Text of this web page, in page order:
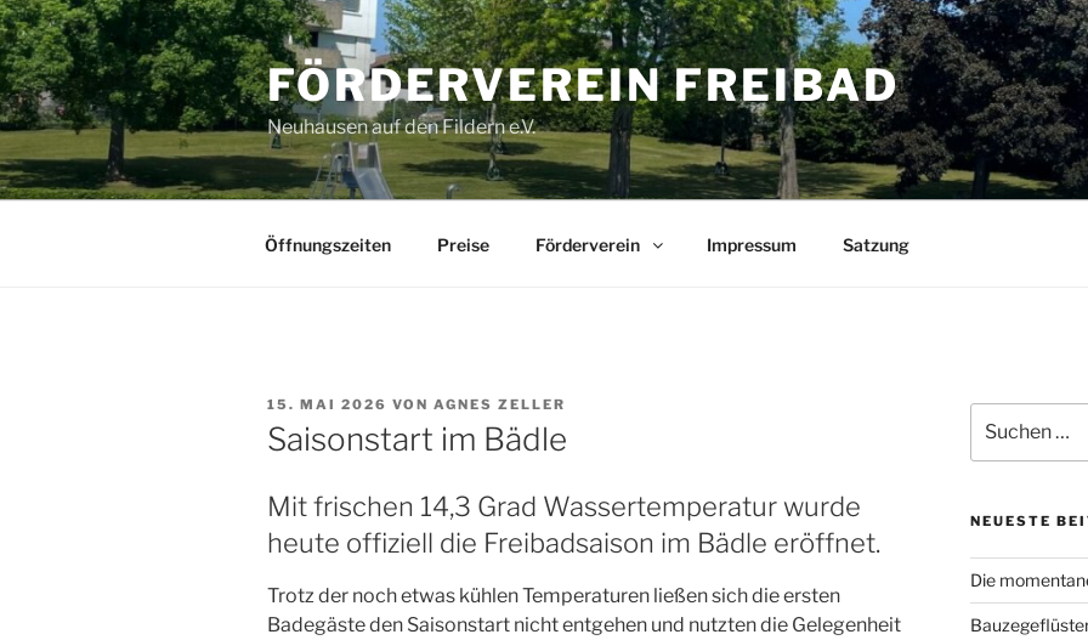
Zum
Inhalt
springen
FÖRDERVEREIN FREIBAD
Neuhausen auf den Fildern e.V.
Öffnungszeiten Preise Förderverein Impressum Satzung
VERÖFFENTLICHT
AM
15. MAI 2026 VON AGNES ZELLER
Saisonstart im Bädle
Mit frischen 14,3 Grad Wassertemperatur wurde
heute offiziell die Freibadsaison im Bädle eröffnet.
Trotz der noch etwas kühlen Temperaturen ließen sich die ersten
Badegäste den Saisonstart nicht entgehen und nutzten die Gelegenheit
nach:
NEUESTE
Die